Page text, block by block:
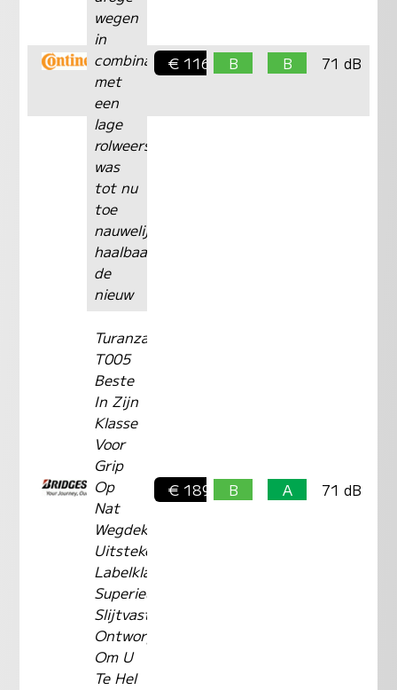
wegen
in
combinatie
met
een
lage
rolweerstand
was
tot nu
toe
nauwelijks
haalbaar.Met
de
nieuw
€ 116,- B B 71 dB
Turanza
T005
Beste
In Zijn
Klasse
Voor
Grip
Op
Nat
Wegdek
Uitstekende
Labelklasse
Superieure
Slijtvastheid
Ontworpen
Om U
Te Hel
€ 189,- B A 71 dB